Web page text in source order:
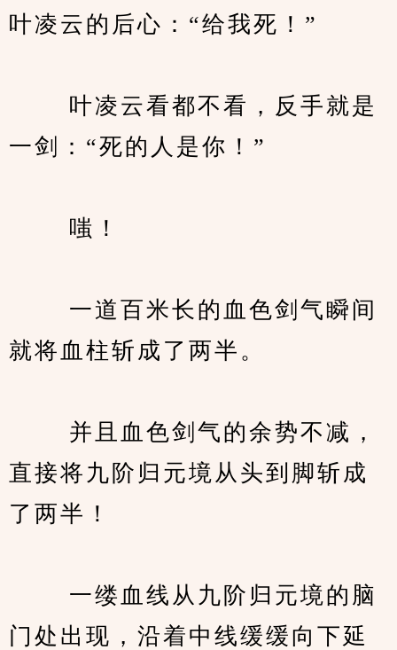
叶凌云的后心：“给我死！”
叶凌云看都不看，反手就是
一剑：“死的人是你！”
嗤！
一道百米长的血色剑气瞬间
就将血柱斩成了两半。
并且血色剑气的余势不减，
直接将九阶归元境从头到脚斩成
了两半！
一缕血线从九阶归元境的脑
门处出现，沿着中线缓缓向下延